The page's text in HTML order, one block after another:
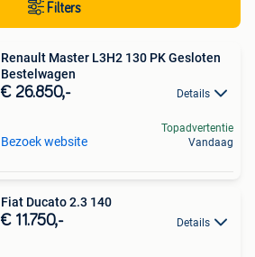
Filters
Renault Master L3H2 130 PK Gesloten
Bestelwagen
€ 26.850,- Details
Bezoek website
Topadvertentie
Vandaag
Fiat Ducato 2.3 140
€ 11.750,- Details